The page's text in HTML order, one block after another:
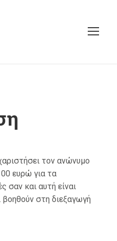
τον ανώνυμο
ευρώ για τα
σαν και αυτή είναι
βοηθούν στη διεξαγωγή